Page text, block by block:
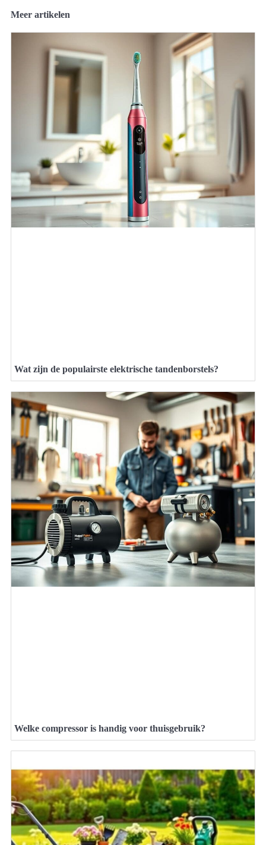
Meer artikelen
Wat zijn de populairste elektrische tandenborstels?
Welke compressor is handig voor thuisgebruik?